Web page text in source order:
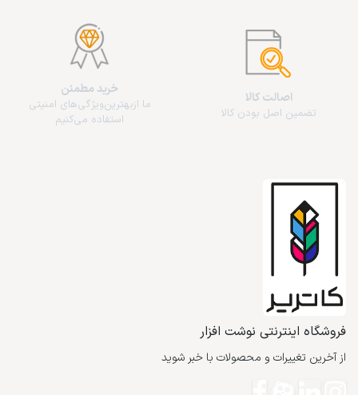
اصالت کالا
تضمین اصل بودن کالا
خرید مطمئن
ما از‌بهترین‌ویژگی‌های امنیتی
استفاده می‌کنیم
فروشگاه اینترنتی نوشت افزار
از آخرین تغییرات و محصولات با خبر شوید